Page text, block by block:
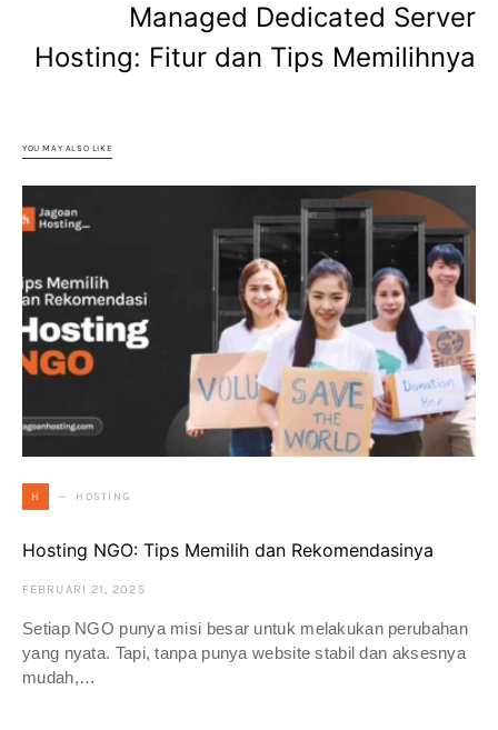
Managed Dedicated Server
Hosting: Fitur dan Tips Memilihnya
YOU MAY ALSO LIKE
H HOSTING
Hosting NGO: Tips Memilih dan Rekomendasinya
FEBRUARI 21, 2025
Setiap NGO punya misi besar untuk melakukan perubahan
yang nyata. Tapi, tanpa punya website stabil dan aksesnya
mudah,…